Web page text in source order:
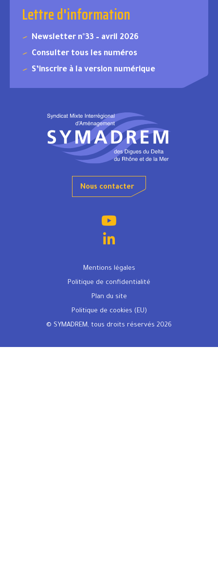
Lettre d'information
Newsletter n°33 – avril 2026
Consulter tous les numéros
S’inscrire à la version numérique
Nous contacter
Mentions légales
Politique de confidentialité
Plan du site
Politique de cookies (EU)
© SYMADREM, tous droits réservés 2026